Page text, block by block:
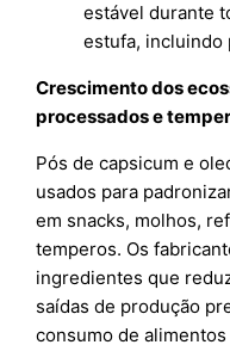
estável durante
estufa, incluindo
Crescimento dos
processados e
Pós de capsicum e
usados para
em snacks, molhos,
temperos. Os
ingredientes que
saídas de produção
consumo de